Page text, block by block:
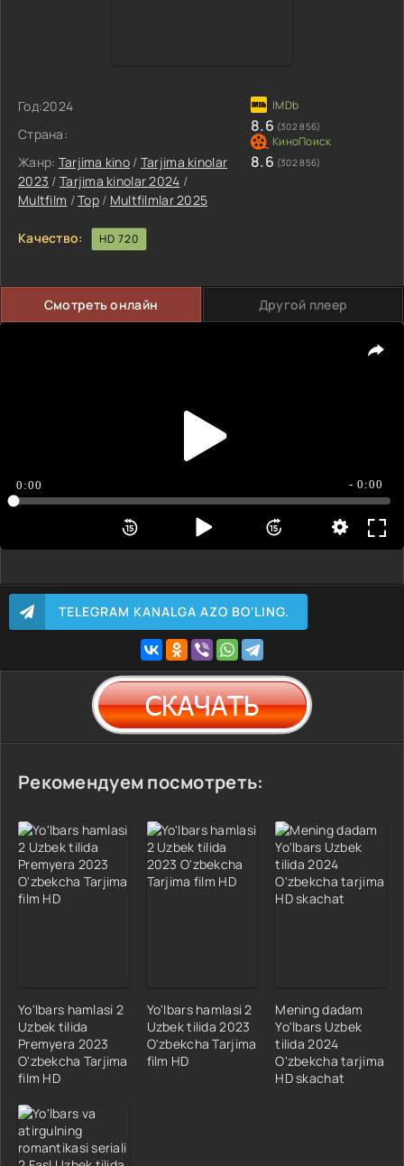
Год:2024
Страна:
Жанр: Tarjima kino / Tarjima kinolar
2023 / Tarjima kinolar 2024 /
Multfilm /Top/ Multfilmlar 2025
8.6 (302 856)
8.6 (302 856)
Качество: HD 720
Смотреть онлайн Другой плеер
0:00 - 0:00
TELEGRAM KANALGA AZO BO'LING.
Рекомендуем посмотреть:
Yo'lbars hamlasi 2
Uzbek tilida
Premyera 2023
O'zbekcha Tarjima
film HD
Yo'lbars hamlasi 2
Uzbek tilida 2023
O'zbekcha Tarjima
film HD
Mening dadam
Yo'lbars Uzbek
tilida 2024
O'zbekcha tarjima
HD skachat